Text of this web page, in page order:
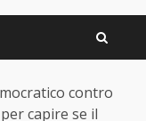
contro
capire se il